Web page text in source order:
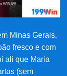
Minas Gerais,
fresco e com
ali que Maria
(sem